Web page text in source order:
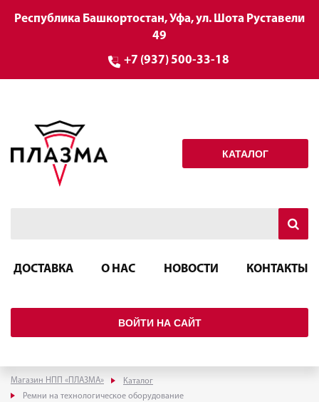
Республика Башкортостан, Уфа, ул. Шота Руставели
49
+7 (937) 500-33-18
КАТАЛОГ
ДОСТАВКА О НАС НОВОСТИ КОНТАКТЫ
ВОЙТИ НА САЙТ
Магазин НПП «ПЛАЗМА»
Каталог
Ремни на технологическое оборудование